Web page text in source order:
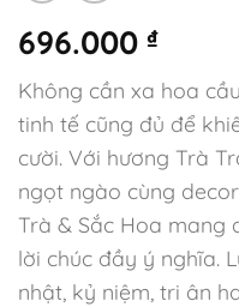
696.000 ₫
Không cần xa hoa
tinh tế cũng đủ để
cười. Với hương Trà
ngọt ngào cùng
Trà & Sắc Hoa mang
lời chúc đầy ý nghĩa.
nhật, kỷ niệm, tri ân